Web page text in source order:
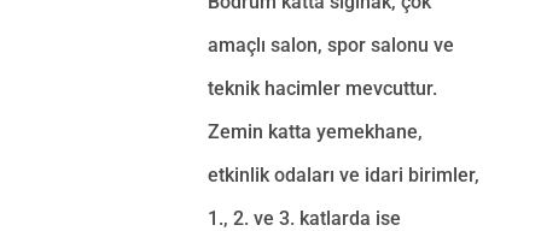
amaçlı salon, spor salonu ve
teknik hacimler mevcuttur.
Zemin katta yemekhane,
etkinlik odaları ve idari birimler,
1., 2. ve 3. katlarda ise